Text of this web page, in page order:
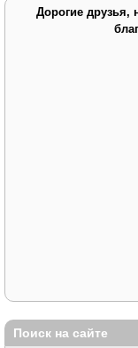
Дорогие друзья,
Поиск на сайте